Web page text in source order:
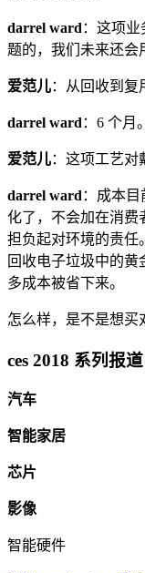
darrel ward ：这项
题的，我们未来还会
爱范儿：从回收到复
darrel ward ：6 个月。
爱范儿：这项工艺对
darrel ward ：成本
化了，不会加在消费
担负起对环境的责任
回收电子垃圾中的黄
多成本被省下来。
怎么样，是不是想买
ces 2018 系列报道
汽车
智能家居
芯片
影像
智能硬件